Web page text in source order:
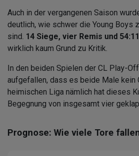
Auch in der vergangenen Saison
deutlich, wie schwer die Young Boys
sind. 14 Siege, vier Remis und
wirklich kaum Grund zu Kritik.
In den beiden Spielen der CL Play-
aufgefallen, dass es beide Male kein
heimischen Liga nämlich hat dieses
Begegnung von insgesamt vier
Prognose: Wie viele Tore